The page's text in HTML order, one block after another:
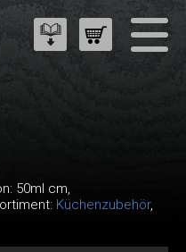
50ml cm,
Küchenzubehör,